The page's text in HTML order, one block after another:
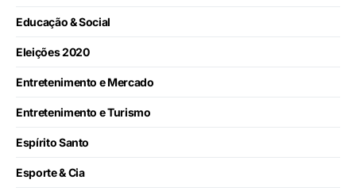
Educação & Social
Eleições 2020
Entretenimento e Mercado
Entretenimento e Turismo
Espírito Santo
Esporte & Cia